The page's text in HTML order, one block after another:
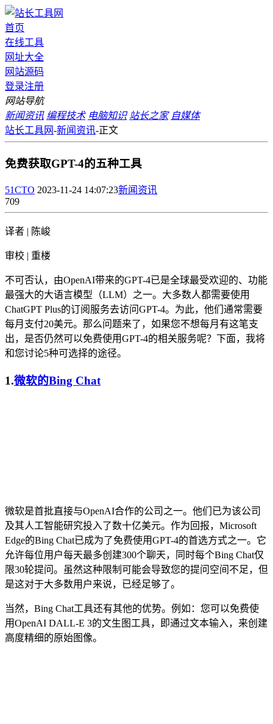
首页
在线工具
网址大全
网站源码
登录注册
网站导航
新闻资讯 编程技术 电脑知识 站长之家 自媒体
站长工具网-新闻资讯-正文
免费获取GPT-4的五种工具
51CTO 2023-11-24 14:07:23新闻资讯
709
译者 | 陈峻
审校 | 重楼
不可否认，由OpenAI带来的GPT-4已是全球最受欢迎的、功能
最强大的大语言模型（LLM）之一。大多数人都需要使用
ChatGPT Plus的订阅服务去访问GPT-4。为此，他们通常需要
每月支付20美元。那么问题来了，如果您不想每月有这笔支
出，是否仍然可以免费使用GPT-4的相关服务呢？下面，我将
和您讨论5种可选择的途径。
1.微软的Bing Chat
微软是首批直接与OpenAI合作的公司之一。他们已为该公司
及其人工智能研究投入了数十亿美元。作为回报，Microsoft
Edge的Bing Chat已成为了免费使用GPT-4的首选方式之一。它
允许每位用户每天最多创建300个聊天，同时每个Bing Chat仅
限30轮提问。虽然这种限制可能会导致您的提问空间不足，但
是这对于大多数用户来说，已经足够了。
当然，Bing Chat工具还有其他的优势。例如：您可以免费使
用OpenAI DALL-E 3的文生图工具，即通过文本输入，来创建
高度精细的原始图像。